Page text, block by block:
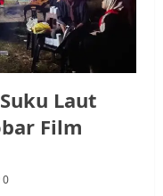
Laut
Film
0
Ajukan
Wali Kota
Aktivitas yang
0
Desak BP Batam
Tanah